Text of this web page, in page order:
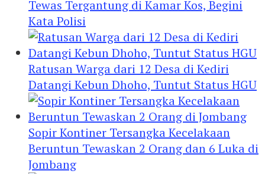
Tewas Tergantung di Kamar Kos, Begini
Kata Polisi
Ratusan Warga dari 12 Desa di Kediri
Datangi Kebun Dhoho, Tuntut Status HGU
Sopir Kontiner Tersangka Kecelakaan
Beruntun Tewaskan 2 Orang dan 6 Luka di
Jombang